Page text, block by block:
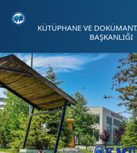
KÜTÜPHANE VE
BAŞKANLIĞI